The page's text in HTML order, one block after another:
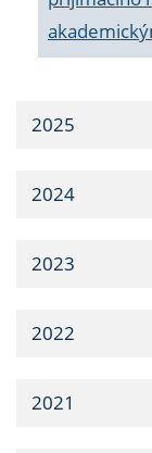
2025
2024
2023
2022
2021